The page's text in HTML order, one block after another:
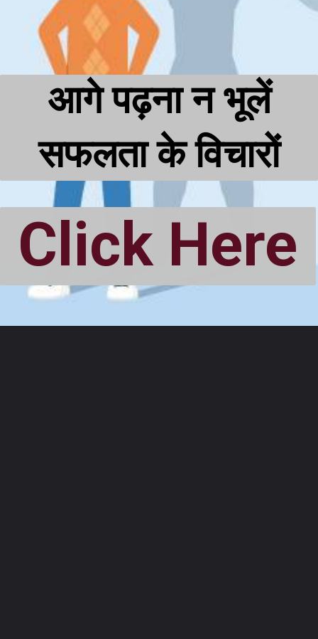
आगे पढ़ना न भूलें
सफलता के विचारों
Click Here